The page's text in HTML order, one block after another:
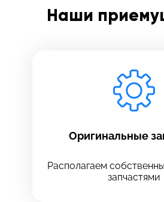
Наши
Оригинальные
Располагаем
запчастями
Отправить
Заполните все
Введите номер договора